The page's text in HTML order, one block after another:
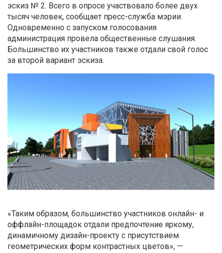
эскиз № 2. Всего в опросе участвовало более двух
тысяч человек, сообщает пресс-служба мэрии.
Одновременно с запуском голосования
администрация провела общественные слушания.
Большинство их участников также отдали свой голос
за второй вариант эскиза.
«Таким образом, большинство участников онлайн- и
оффлайн-площадок отдали предпочтение яркому,
динамичному дизайн-проекту с присутствием
геометрических форм контрастных цветов», —